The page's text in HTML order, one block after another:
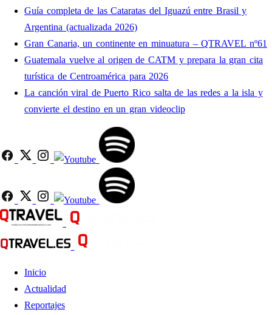
Guía completa de las Cataratas del Iguazú entre Brasil y
Argentina (actualizada 2026)
Gran Canaria, un continente en minuatura – QTRAVEL nº61
Guatemala vuelve al origen de CATM y prepara la gran cita
turística de Centroamérica para 2026
La canción viral de Puerto Rico salta de las redes a la isla y
convierte el destino en un gran videoclip
Inicio
Actualidad
Reportajes